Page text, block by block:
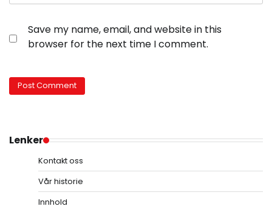
Save my name, email, and website in this
browser for the next time I comment.
Lenker
Kontakt oss
Vår historie
Innhold